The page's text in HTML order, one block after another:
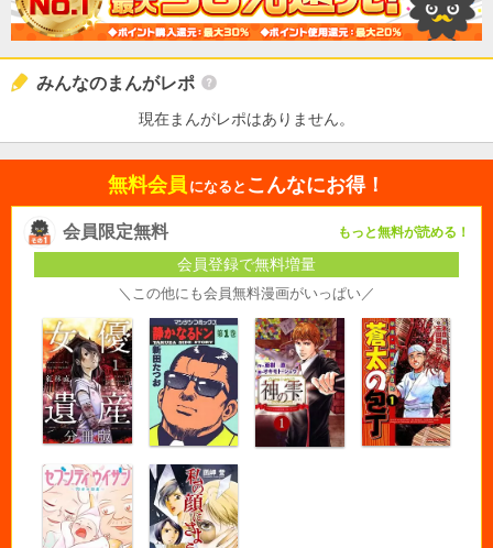
みんなのまんがレポ
現在まんがレポはありません。
無料会員 になると こんなにお得！
会員限定無料 もっと無料が読める！
会員登録で無料増量
＼この他にも会員無料漫画がいっぱい／